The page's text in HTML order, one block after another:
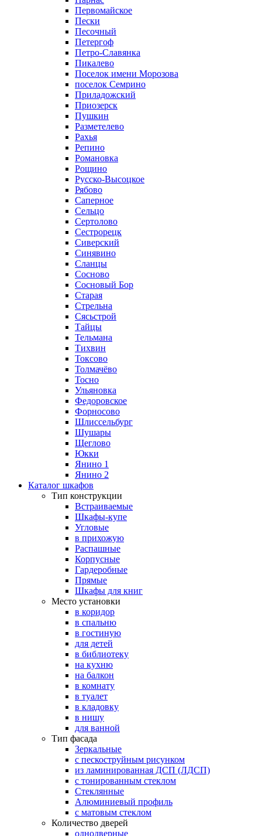
Первомайское
Пески
Песочный
Петергоф
Петро-Славянка
Пикалево
Поселок имени Морозова
поселок Семрино
Приладожский
Приозерск
Пушкин
Разметелево
Рахья
Репино
Романовка
Рощино
Русско-Высоцкое
Рябово
Саперное
Сельцо
Сертолово
Сестрорецк
Сиверский
Синявино
Сланцы
Сосново
Сосновый Бор
Старая
Стрельна
Сясьстрой
Тайцы
Тельмана
Тихвин
Токсово
Толмачёво
Тосно
Ульяновка
Федоровское
Форносово
Шлиссельбург
Шушары
Щеглово
Юкки
Янино 1
Янино 2
Каталог шкафов
Тип конструкции
Встраиваемые
Шкафы-купе
Угловые
в прихожую
Распашные
Корпусные
Гардеробные
Прямые
Шкафы для книг
Место установки
в коридор
в спальню
в гостиную
для детей
в библиотеку
на кухню
на балкон
в комнату
в туалет
в кладовку
в нишу
для ванной
Тип фасада
Зеркальные
с пескоструйным рисунком
из ламинированная ДСП (ЛДСП)
с тонированным стеклом
Стеклянные
Алюминиевый профиль
с матовым стеклом
Количество дверей
однодверные